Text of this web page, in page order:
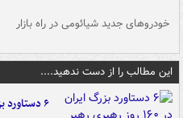
خودروهای جدید شیائومی در راه بازار
این مطالب را از دست ندهید....
۶ دستاورد بزرگ ایران در ۱۶۰ روز رهبری رهبر انقلاب